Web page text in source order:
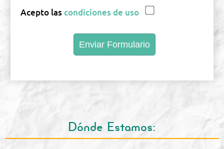
Acepto las condiciones de uso
Dónde Estamos: